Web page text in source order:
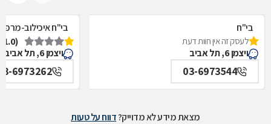
בי"ח
איכילוב-אף,אוזן,גרון,ניתוחי-ראש,צוואר,פה,לסתות-מערך,
תל אביב
לעסק זה אין חוות דעת
ויצמן 6, תל אביב
03-6973544
בי"ח איכילוב-
תל אביב
(1.0)
ויצמן 6, תל אביב
6973262
מצאת מידע לא מדוייק?דווח על טעות